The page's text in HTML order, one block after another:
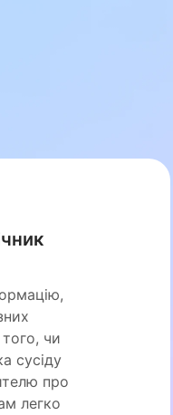
чи
сусіду
про
легко